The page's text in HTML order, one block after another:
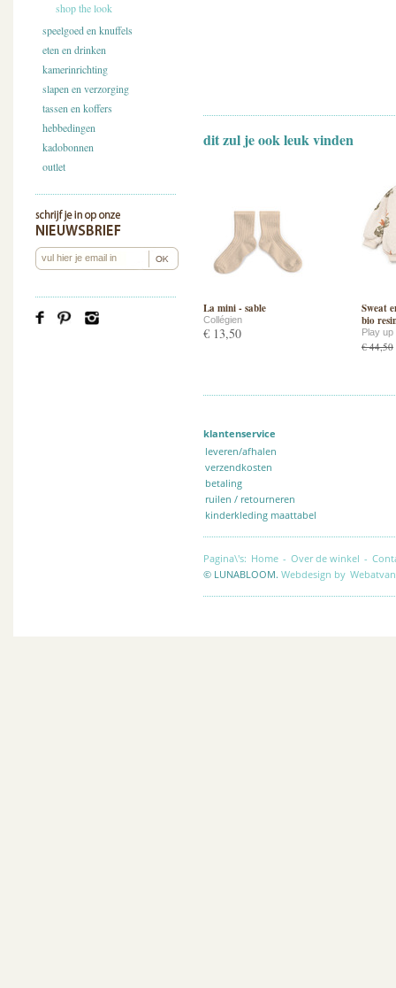
shop the look
speelgoed en knuffels
eten en drinken
kamerinrichting
slapen en verzorging
tassen en koffers
hebbedingen
kadobonnen
outlet
dit zul je ook leuk vinden
La mini - sable
Collégien
€ 13,50
Sweat
bio
Play up
€ 44,50
klantenservice
leveren/afhalen
verzendkosten
betaling
ruilen / retourneren
kinderkleding maattabel
Pagina\'s: Home - Over de winkel -
© LUNABLOOM. Webdesign by